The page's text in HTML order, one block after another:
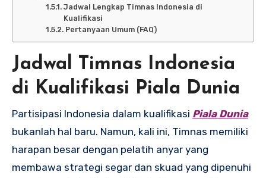
Jadwal Lengkap Timnas Indonesia di
Kualifikasi
Pertanyaan Umum (FAQ)
Jadwal Timnas Indonesia
di Kualifikasi Piala Dunia
Partisipasi Indonesia dalam kualifikasi Piala Dunia
bukanlah hal baru. Namun, kali ini, Timnas memiliki
harapan besar dengan pelatih anyar yang
membawa strategi segar dan skuad yang dipenuhi